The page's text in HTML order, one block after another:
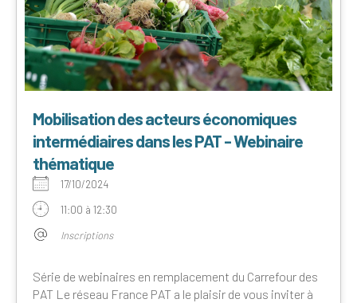
Mobilisation des acteurs économiques
intermédiaires dans les PAT - Webinaire
thématique
17/10/2024
11:00 à 12:30
Inscriptions
Série de webinaires en remplacement du Carrefour des
PAT Le réseau France PAT a le plaisir de vous inviter à